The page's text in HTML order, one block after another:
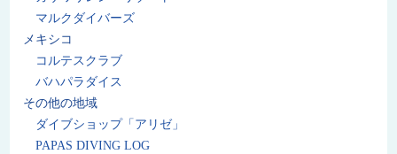
マルクダイバーズ
メキシコ
コルテスクラブ
バハパラダイス
その他の地域
ダイブショップ「アリゼ」
PAPAS DIVING LOG